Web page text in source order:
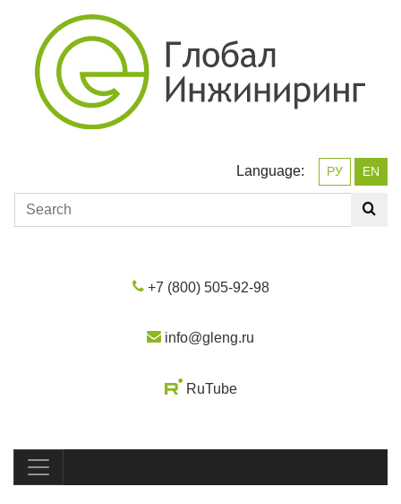
Language: РУ EN
+7 (800) 505-92-98
info@gleng.ru
RuTube